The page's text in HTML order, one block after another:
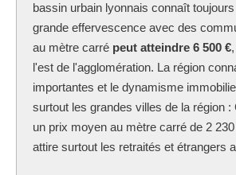
bassin urbain lyonnais connaît
grande effervescence avec des
au mètre carré peut atteindre 6 500 €
l'est de l'agglomération. La région
importantes et le dynamisme
surtout les grandes villes de la région :
un prix moyen au mètre carré de 2
attire surtout les retraités et étrangers